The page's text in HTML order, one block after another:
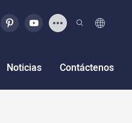
Noticias Contáctenos